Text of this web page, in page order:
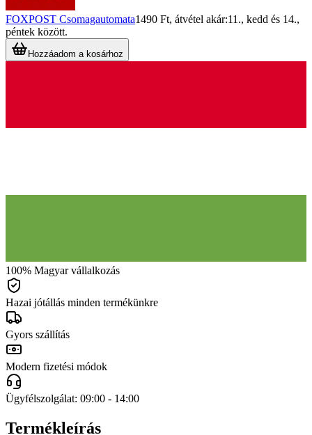
FOXPOST Csomagautomata1490 Ft, átvétel akár:11., kedd és 14.,
péntek között.
Hozzáadom a kosárhoz
100% Magyar vállalkozás
Hazai jótállás minden termékünkre
Gyors szállítás
Modern fizetési módok
Ügyfélszolgálat: 09:00 - 14:00
Termékleírás